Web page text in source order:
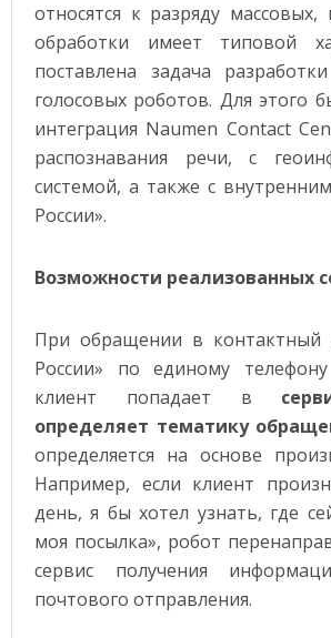
относятся к разряду
обработки имеет типовой
поставлена задача
голосовых роботов. Для этого
интеграция Naumen Contact
распознавания речи, с
системой, а также с
России».
Возможности реализованных
При обращении в контактный
России» по единому телефону
клиент попадает в
определяет тематику
определяется на основе
Например, если клиент
день, я бы хотел узнать, где
моя посылка», робот
сервис получения
почтового отправления.